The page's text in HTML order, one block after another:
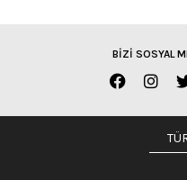
BİZİ SOSYAL